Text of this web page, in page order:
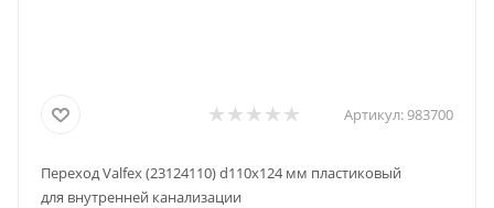
Артикул:983700
Переход Valfex (23124110) d110х124 мм пластиковый
для внутренней канализации